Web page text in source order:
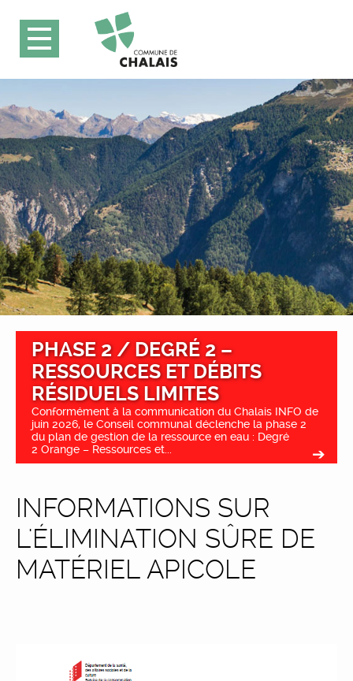
PHASE 2 / DEGRÉ 2 –
RESSOURCES ET DÉBITS
RÉSIDUELS LIMITES
Conformément à la communication du Chalais INFO de
juin 2026, le Conseil communal déclenche la phase 2
du plan de gestion de la ressource en eau : Degré
2 Orange – Ressources et...
INFORMATIONS SUR
L'ÉLIMINATION SÛRE DE
MATÉRIEL APICOLE